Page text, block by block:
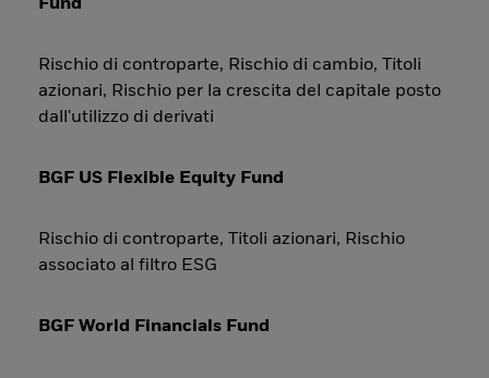
Fund
Rischio di controparte, Rischio di cambio, Titoli
azionari, Rischio per la crescita del capitale posto
dall'utilizzo di derivati
BGF US Flexible Equity Fund
Rischio di controparte, Titoli azionari, Rischio
associato al filtro ESG
BGF World Financials Fund